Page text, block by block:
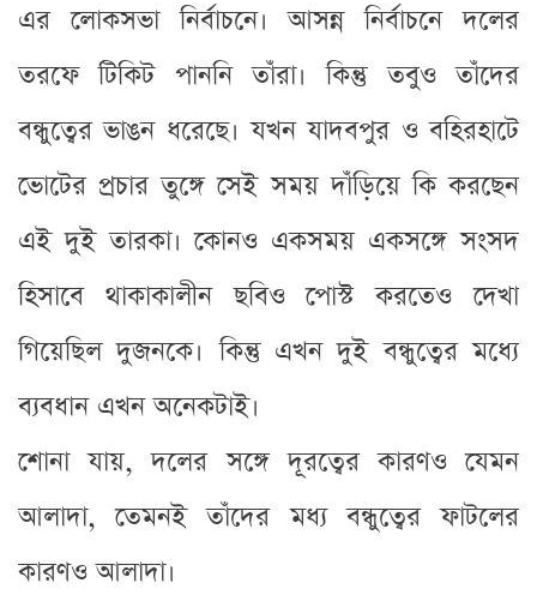
এর লোকসভা নির্বাচনে। আসন্ন নির্বাচনে দলের
তরফে টিকিট পাননি তাঁরা। কিন্তু তবুও তাঁদের
বন্ধুত্বের ভাঙন ধরেছে। যখন যাদবপুর ও বহিরহাটে
ভোটের প্রচার তুঙ্গে সেই সময় দাঁড়িয়ে কি করছেন
এই দুই তারকা। কোনও একসময় একসঙ্গে সংসদ
হিসাবে থাকাকালীন ছবিও পোস্ট করতেও দেখা
গিয়েছিল দুজনকে। কিন্তু এখন দুই বন্ধুত্বের মধ্যে
ব্যবধান এখন অনেকটাই।
শোনা যায়, দলের সঙ্গে দূরত্বের কারণও যেমন
আলাদা, তেমনই তাঁদের মধ্য বন্ধুত্বের ফাটলের
কারণও আলাদা।